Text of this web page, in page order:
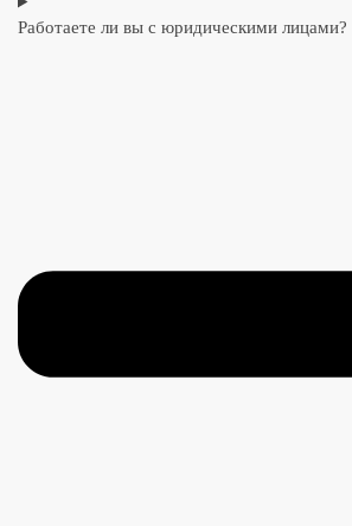
Работаете ли вы с юридическими лицами?